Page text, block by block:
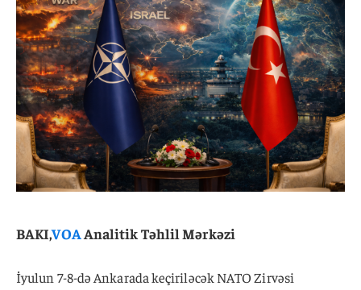
BAKI,VOAAnalitik Təhlil Mərkəzi
İyulun 7-8-də Ankarada keçiriləcək NATO Zirvəsi